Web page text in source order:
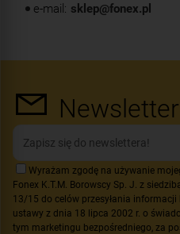
e-mail: sklep@fonex.pl
Newsletter
Wyrażam zgodę na używanie
Fonex K.T.M. Borowscy Sp. J. z
13/15 do celów przesyłania
ustawy z dnia 18 lipca 2002 r. o
tym marketingu bezpośredniego, za